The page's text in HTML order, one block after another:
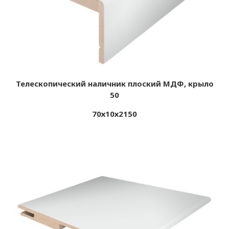
Телескопический наличник плоский МДФ, крыло
50
70х10х2150